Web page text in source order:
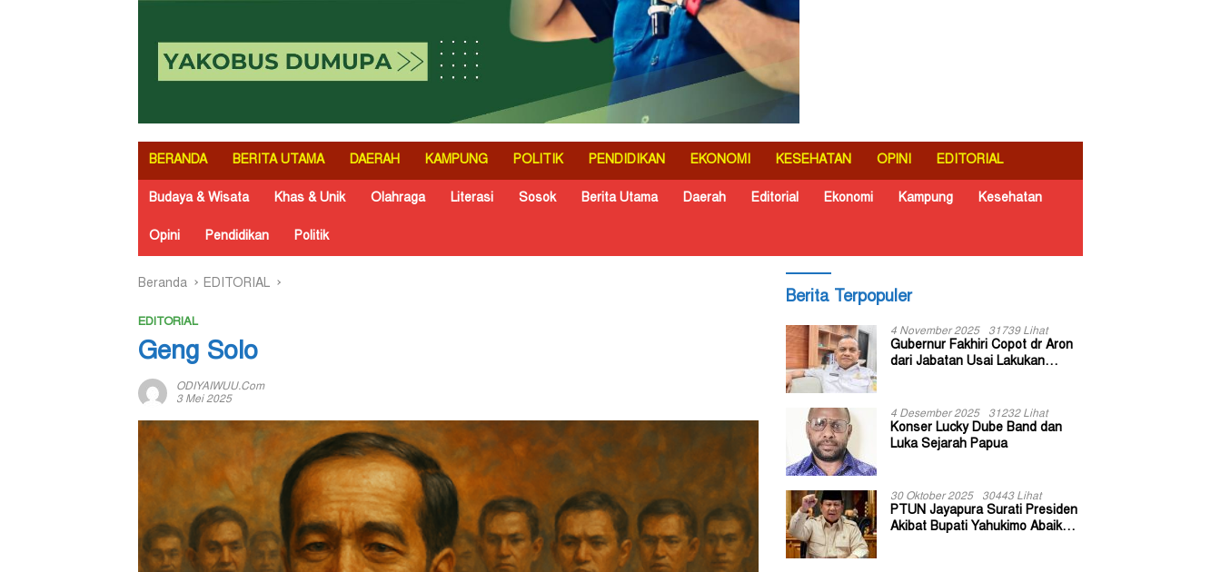
BERANDA BERITA UTAMA DAERAH KAMPUNG POLITIK PENDIDIKAN EKONOMI KESEHATAN OPINI EDITORIAL
Budaya & Wisata Khas & Unik Olahraga Literasi Sosok Berita Utama Daerah Editorial Ekonomi Kampung Kesehatan
Opini Pendidikan Politik
Beranda EDITORIAL
EDITORIAL
Geng Solo
ODIYAIWUU.com
3 Mei 2025
Berita Terpopuler
4 November 2025 31739 Lihat
Gubernur Fakhiri Copot dr Aron
dari Jabatan Usai Lakukan
4 Desember 2025 31232 Lihat
Konser Lucky Dube Band dan
Luka Sejarah Papua
30 Oktober 2025 30443 Lihat
PTUN Jayapura Surati Presiden
Akibat Bupati Yahukimo Abaikan